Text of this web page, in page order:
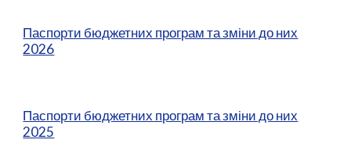
Паспорти бюджетних програм та зміни до них
2026
Паспорти бюджетних програм та зміни до них
2025